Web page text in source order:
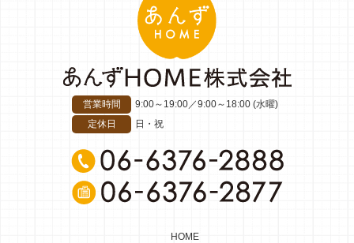
営業時間 9:00～19:00／9:00～18:00 (水曜)
定休日
日・祝
HOME